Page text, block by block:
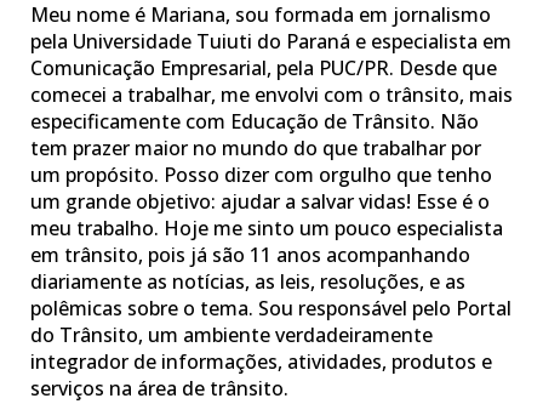
Meu nome é Mariana, sou formada em jornalismo
pela Universidade Tuiuti do Paraná e especialista em
Comunicação Empresarial, pela PUC/PR. Desde que
comecei a trabalhar, me envolvi com o trânsito, mais
especificamente com Educação de Trânsito. Não
tem prazer maior no mundo do que trabalhar por
um propósito. Posso dizer com orgulho que tenho
um grande objetivo: ajudar a salvar vidas! Esse é o
meu trabalho. Hoje me sinto um pouco especialista
em trânsito, pois já são 11 anos acompanhando
diariamente as notícias, as leis, resoluções, e as
polêmicas sobre o tema. Sou responsável pelo Portal
do Trânsito, um ambiente verdadeiramente
integrador de informações, atividades, produtos e
serviços na área de trânsito.